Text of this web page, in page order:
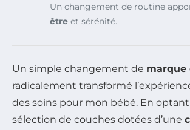
Un changement de routine
être et sérénité.
Un simple changement de marque
radicalement transformé
des soins pour mon bébé. En
sélection de couches dotées d’une